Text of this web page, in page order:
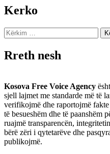
Kerko
Kërko
për:
Rreth nesh
Kosova Free Voice Agency
sjell lajmet me standarde më të
verifikojmë dhe raportojmë
të besueshëm dhe të paanshëm
ruajmë transparencën,
bërë zëri i qytetarëve dhe
publikojmë.